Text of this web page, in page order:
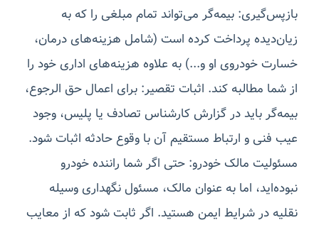
بازپس‌گیری: بیمه‌گر می‌تواند تمام مبلغی را که به
زیان‌دیده پرداخت کرده است (شامل هزینه‌های درمان،
خسارت خودروی او و...) به علاوه هزینه‌های اداری خود را
از شما مطالبه کند. اثبات تقصیر: برای اعمال حق الرجوع،
بیمه‌گر باید در گزارش کارشناس تصادف یا پلیس، وجود
عیب فنی و ارتباط مستقیم آن با وقوع حادثه اثبات شود.
مسئولیت مالک خودرو: حتی اگر شما راننده خودرو
نبوده‌اید، اما به عنوان مالک، مسئول نگهداری وسیله
نقلیه در شرایط ایمن هستید. اگر ثابت شود که از معایب